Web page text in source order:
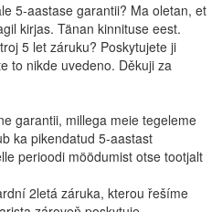
5-aastase garantii? Ma oletan, et
kirjas. Tänan kinnituse eest.
5 let záruku? Poskytujete ji
to nikde uvedeno. Děkuji za
garantii, millega meie tegeleme
ka pikendatud 5-aastast
perioodi möödumist otse tootjalt
2letá záruka, kterou řešíme